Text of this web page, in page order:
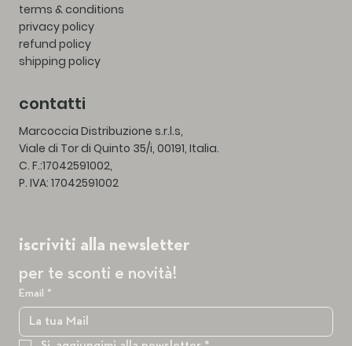
terms & conditions
privacy policy
refund policy
shipping policy
contatti
Marcoccia Distribuzione s.r.l.s,
Viale di Tor di Quinto 35/i, 00191, Italia.
C. F.:17042591002,
P. IVA: 17042591002
iscriviti alla newsletter
per te sconti e novità!
Email *